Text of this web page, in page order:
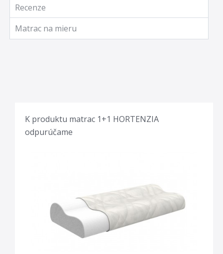
Recenze
Matrac na mieru
K produktu matrac 1+1 HORTENZIA
odpurúčame